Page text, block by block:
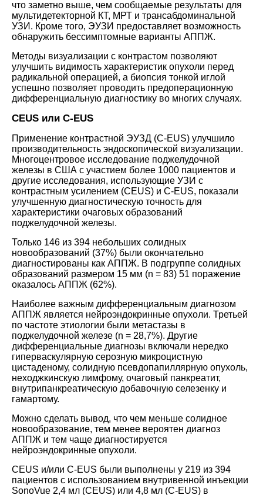
что заметно выше, чем сообщаемые результаты для
мультидетекторной КТ, МРТ и трансабдоминальной
УЗИ. Кроме того, ЭУЗИ предоставляет возможность
обнаружить бессимптомные варианты АППЖ.
Методы визуализации с контрастом позволяют
улучшить видимость характеристик опухоли перед
радикальной операцией, а биопсия тонкой иглой
успешно позволяет проводить предоперационную
дифференциальную диагностику во многих случаях.
CEUS или C-EUS
Применение контрастной ЭУЗД (C-EUS) улучшило
производительность эндоскопической визуализации.
Многоцентровое исследование поджелудочной
железы в США с участием более 1000 пациентов и
другие исследования, использующие УЗИ с
контрастным усилением (CEUS) и C-EUS, показали
улучшенную диагностическую точность для
характеристики очаговых образований
поджелудочной железы.
Только 146 из 394 небольших солидных
новообразований (37%) были окончательно
диагностированы как АППЖ. В подгруппе солидных
образований размером 15 мм (n = 83) 51 поражение
оказалось АППЖ (62%).
Наиболее важным дифференциальным диагнозом
АППЖ является нейроэндокринные опухоли. Третьей
по частоте этиологии были метастазы в
поджелудочной железе (n = 28,7%). Другие
дифференциальные диагнозы включали нередко
гиперваскулярную серозную микроцистную
цистаденому, солидную псевдопапиллярную опухоль,
неходжкинскую лимфому, очаговый панкреатит,
внутрипанкреатическую добавочную селезенку и
гамартому.
Можно сделать вывод, что чем меньше солидное
новообразование, тем менее вероятен диагноз
АППЖ и тем чаще диагностируется
нейроэндокринные опухоли.
CEUS и/или C-EUS были выполнены у 219 из 394
пациентов с использованием внутривенной инъекции
SonoVue 2,4 мл (CEUS) или 4,8 мл (C-EUS) в